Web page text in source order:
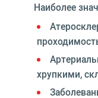
Наиболее
хрупкими,